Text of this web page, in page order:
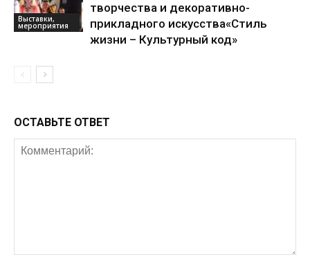
Выставки,
мероприятия
творчества и декоративно-
прикладного искусства«Стиль
жизни – Культурный код»
ОСТАВЬТЕ ОТВЕТ